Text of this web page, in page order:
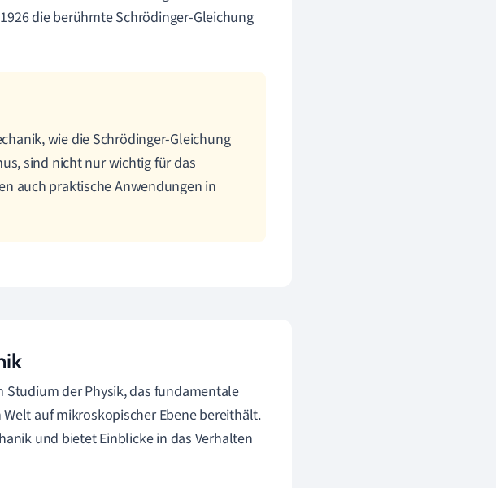
die berühmte Schrödinger-Gleichung
wie die Schrödinger-Gleichung
sind nicht nur wichtig für das
auch praktische Anwendungen in
Studium der Physik, das fundamentale
auf mikroskopischer Ebene bereithält.
und bietet Einblicke in das Verhalten